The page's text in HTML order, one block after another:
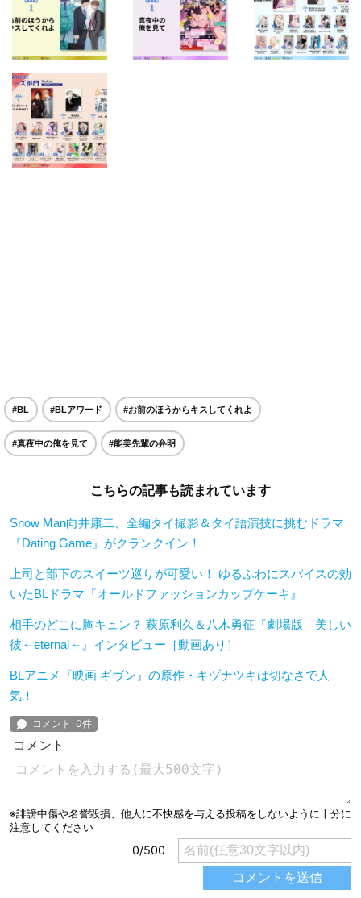
#BL #BLアワード #お前のほうからキスしてくれよ
#真夜中の俺を見て #能美先輩の弁明
こちらの記事も読まれています
Snow Man向井康二、全編タイ撮影＆タイ語演技に挑むドラマ
『Dating Game』がクランクイン！
上司と部下のスイーツ巡りが可愛い！ ゆるふわにスパイスの効
いたBLドラマ『オールドファッションカップケーキ』
相手のどこに胸キュン？ 萩原利久＆八木勇征『劇場版 美しい
彼～eternal～』インタビュー［動画あり］
BLアニメ『映画 ギヴン』の原作・キヅナツキは切なさで人
気！